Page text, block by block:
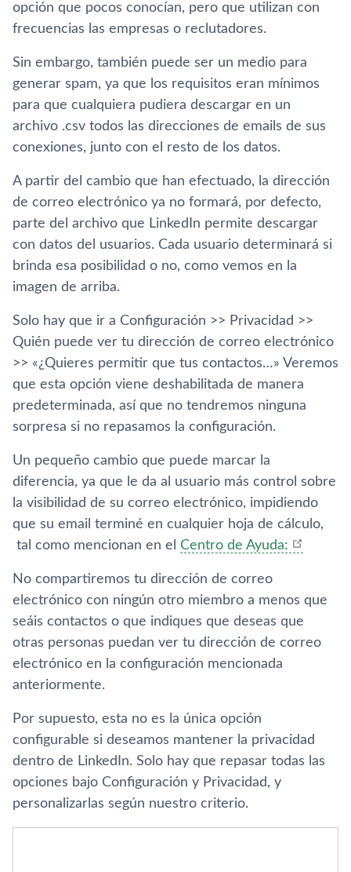
opción que pocos conocí­an, pero que utilizan con
frecuencias las empresas o reclutadores.
Sin embargo, también puede ser un medio para
generar spam, ya que los requisitos eran mí­nimos
para que cualquiera pudiera descargar en un
archivo .csv todos las direcciones de emails de sus
conexiones, junto con el resto de los datos.
A partir del cambio que han efectuado, la dirección
de correo electrónico ya no formará, por defecto,
parte del archivo que LinkedIn permite descargar
con datos del usuarios. Cada usuario determinará si
brinda esa posibilidad o no, como vemos en la
imagen de arriba.
Solo hay que ir a Configuración >> Privacidad >>
Quién puede ver tu dirección de correo electrónico
>> «¿Quieres permitir que tus contactos…» Veremos
que esta opción viene deshabilitada de manera
predeterminada, así­ que no tendremos ninguna
sorpresa si no repasamos la configuración.
Un pequeño cambio que puede marcar la
diferencia, ya que le da al usuario más control sobre
la visibilidad de su correo electrónico, impidiendo
que su email terminé en cualquier hoja de cálculo,
tal como mencionan en el Centro de Ayuda:
No compartiremos tu dirección de correo
electrónico con ningún otro miembro a menos que
seáis contactos o que indiques que deseas que
otras personas puedan ver tu dirección de correo
electrónico en la configuración mencionada
anteriormente.
Por supuesto, esta no es la única opción
configurable si deseamos mantener la privacidad
dentro de LinkedIn. Solo hay que repasar todas las
opciones bajo Configuración y Privacidad, y
personalizarlas según nuestro criterio.